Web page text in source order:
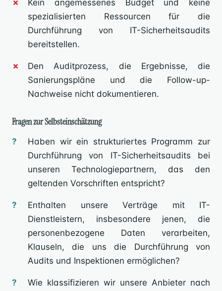
Kein angemessenes Budget und keine
spezialisierten Ressourcen für die
Durchführung von IT-Sicherheitsaudits
bereitstellen.
Den Auditprozess, die Ergebnisse, die
Sanierungspläne und die Follow-up-
Nachweise nicht dokumentieren.
Fragen zur Selbsteinschätzung
Haben wir ein strukturiertes Programm zur
Durchführung von IT-Sicherheitsaudits bei
unseren Technologiepartnern, das den
geltenden Vorschriften entspricht?
Enthalten unsere Verträge mit IT-
Dienstleistern, insbesondere jenen, die
personenbezogene Daten verarbeiten,
Klauseln, die uns die Durchführung von
Audits und Inspektionen ermöglichen?
Wie klassifizieren wir unsere Anbieter nach